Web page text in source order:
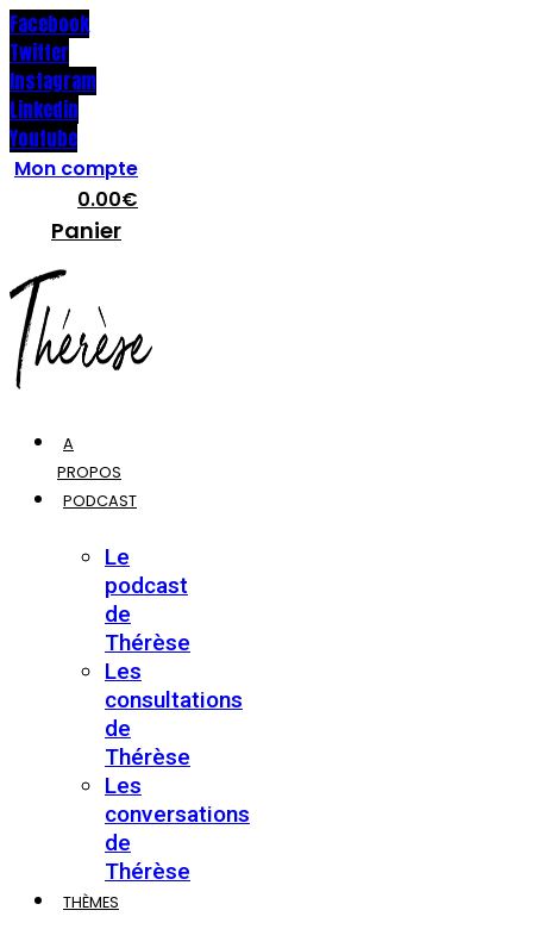
Facebook
Twitter
Instagram
Linkedin
Youtube
Mon compte
0.00€
Panier
A
PROPOS
PODCAST
Le
podcast
de
Thérèse
Les
consultations
de
Thérèse
Les
conversations
de
Thérèse
THÈMES